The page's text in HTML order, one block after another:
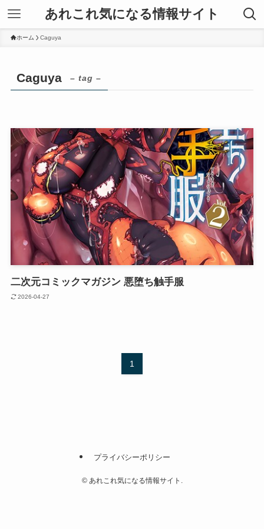
あれこれ気になる情報サイト
ホーム Caguya
Caguya – tag –
二次元コミックマガジン 悪堕ち触手服
2026-04-27
1
プライバシーポリシー
©あれこれ気になる情報サイト.